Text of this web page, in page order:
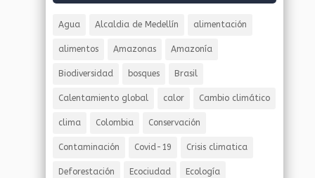
Agua Alcaldia de Medellín alimentación
alimentos Amazonas Amazonía
Biodiversidad bosques Brasil
Calentamiento global calor Cambio climático
clima Colombia Conservación
Contaminación Covid-19 Crisis climatica
Deforestación Ecociudad Ecología